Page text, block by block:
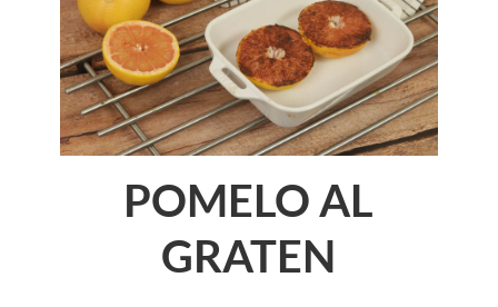
POMELO AL
GRATEN